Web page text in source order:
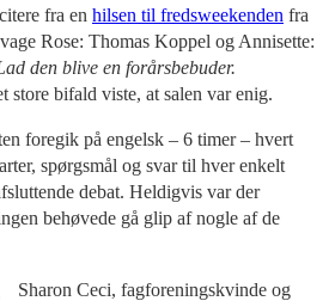
fra en hilsen til fredsweekenden fra
Rose: Thomas Koppel og Annisette:
den blive en forårsbebuder.
store bifald viste, at salen var enig.
foregik på engelsk – 6 timer – hvert
spørgsmål og svar til hver enkelt
debat. Heldigvis var der
behøvede gå glip af nogle af de
Sharon Ceci, fagforeningskvinde og